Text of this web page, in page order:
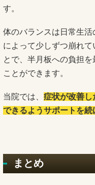
す。
体のバランスは日常生
によって少しずつ崩れ
とで、半月板への負担
ことができます。
当院では、 症状が改善し
できるようサポートを続
まとめ